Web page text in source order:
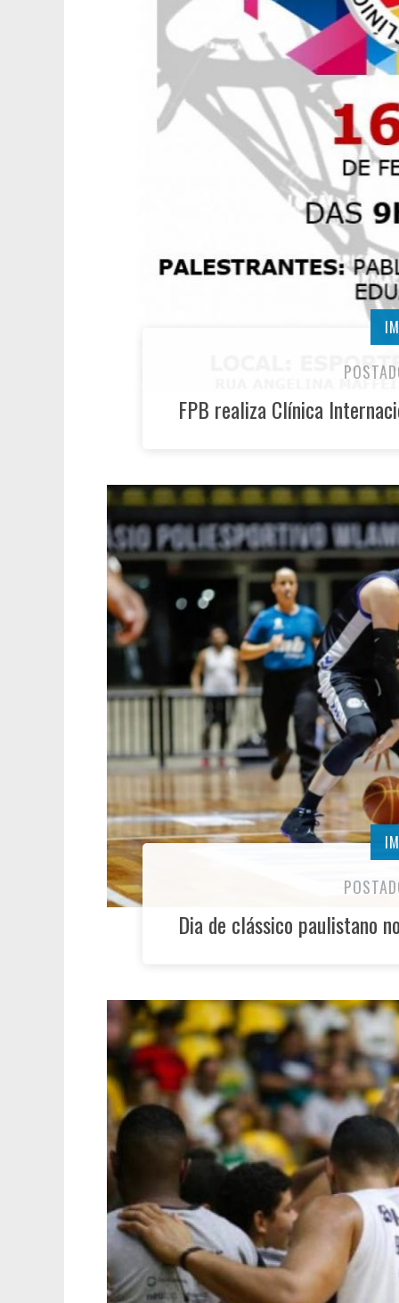
FPB realiza Clínica
Dia de clássico paulistano